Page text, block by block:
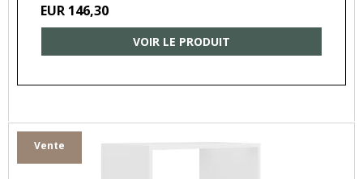
EUR 146,30
VOIR LE PRODUIT
Vente